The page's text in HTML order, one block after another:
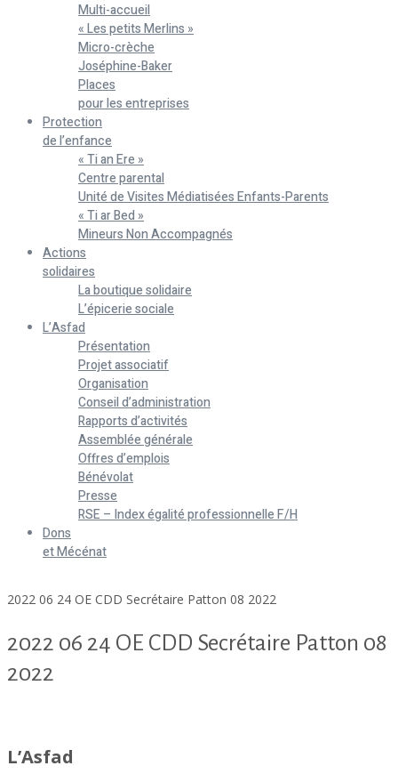
Multi-accueil
« Les petits Merlins »
Micro-crèche
Joséphine-Baker
Places
pour les entreprises
Protection
de l’enfance
« Ti an Ere »
Centre parental
Unité de Visites Médiatisées Enfants-Parents
« Ti ar Bed »
Mineurs Non Accompagnés
Actions
solidaires
La boutique solidaire
L’épicerie sociale
L’Asfad
Présentation
Projet associatif
Organisation
Conseil d’administration
Rapports d’activités
Assemblée générale
Offres d’emplois
Bénévolat
Presse
RSE – Index égalité professionnelle F/H
Dons
et Mécénat
2022 06 24 OE CDD Secrétaire Patton 08 2022
2022 06 24 OE CDD Secrétaire Patton 08
2022
L’Asfad